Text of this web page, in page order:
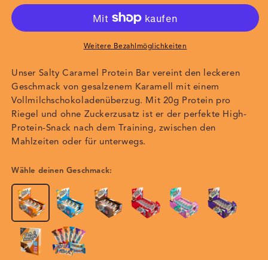
Caramel
Weitere Bezahlmöglichkeiten
Unser Salty Caramel Protein Bar vereint den leckeren
Geschmack von gesalzenem Karamell mit einem
Vollmilchschokoladenüberzug. Mit 20g Protein pro
Riegel und ohne Zuckerzusatz ist er der perfekte High-
Protein-Snack nach dem Training, zwischen den
Mahlzeiten oder für unterwegs.
Wähle deinen Geschmack: